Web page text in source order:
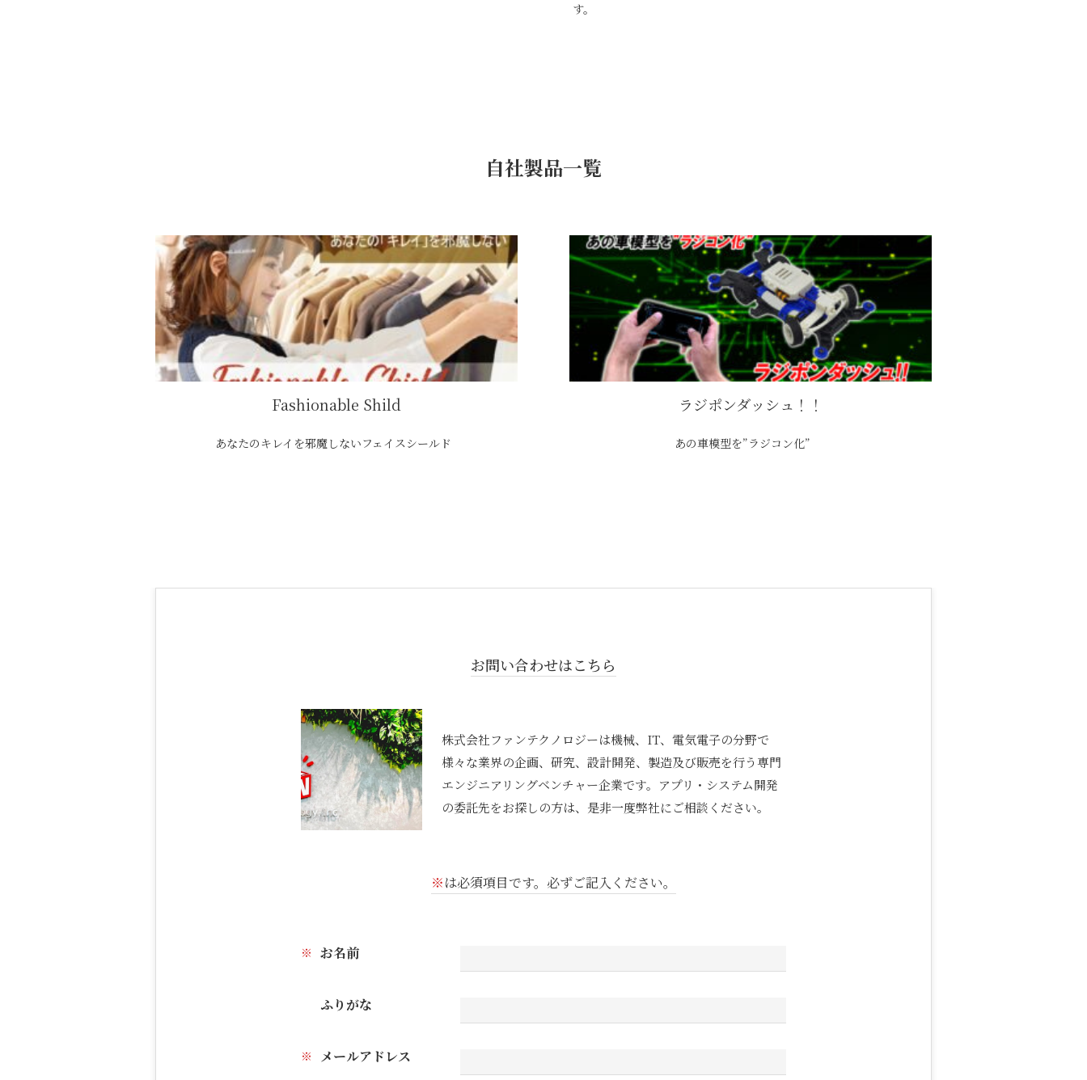
す。
自社製品一覧
Fashionable Shild
あなたのキレイを邪魔しないフェイスシールド
ラジポンダッシュ！！
あの車模型を”ラジコン化”
お問い合わせはこちら
株式会社ファンテクノロジーは機械、IT、電気電子の分野で
様々な業界の企画、研究、設計開発、製造及び販売を行う専門
エンジニアリングベンチャー企業です。アプリ・システム開発
の委託先をお探しの方は、是非一度弊社にご相談ください。
※は必須項目です。必ずご記入ください。
お名前
ふりがな
メールアドレス